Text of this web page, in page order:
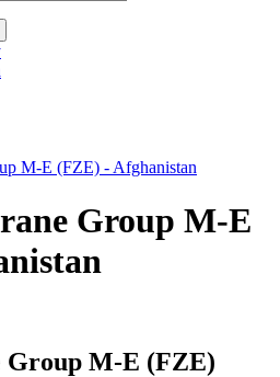
M-E (FZE) - Afghanistan
Group M-E
Group M-E (FZE)